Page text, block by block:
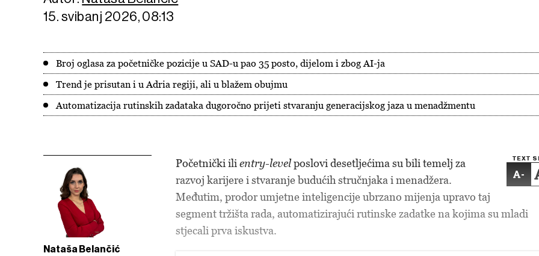
15. svibanj 2026, 08:13
Broj oglasa za početničke pozicije u SAD-u pao 35 posto, dijelom i zbog AI-ja
Trend je prisutan i u Adria regiji, ali u blažem obujmu
Automatizacija rutinskih zadataka dugoročno prijeti stvaranju generacijskog jaza u menadžmentu
Nataša Belančić
TEXT
-
Početnički ili entry-levelposlovi desetljećima su bili temelj za
razvoj karijere i stvaranje budućih stručnjaka i menadžera.
Međutim, prodor umjetne inteligencije ubrzano mijenja upravo taj
segment tržišta rada, automatizirajući rutinske zadatke na kojima su mladi
stjecali prva iskustva.